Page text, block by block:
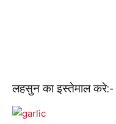
लहसुन का इस्तेमाल करे:-